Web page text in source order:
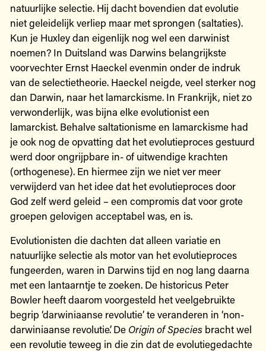
natuurlijke selectie. Hij dacht bovendien dat evolutie
niet geleidelijk verliep maar met sprongen (saltaties).
Kun je Huxley dan eigenlijk nog wel een darwinist
noemen? In Duitsland was Darwins belangrijkste
voorvechter Ernst Haeckel evenmin onder de indruk
van de selectietheorie. Haeckel neigde, veel sterker nog
dan Darwin, naar het lamarckisme. In Frankrijk, niet zo
verwonderlijk, was bijna elke evolutionist een
lamarckist. Behalve saltationisme en lamarckisme had
je ook nog de opvatting dat het evolutieproces gestuurd
werd door ongrijpbare in- of uitwendige krachten
(orthogenese). En hiermee zijn we niet ver meer
verwijderd van het idee dat het evolutieproces door
God zelf werd geleid – een compromis dat voor grote
groepen gelovigen acceptabel was, en is.
Evolutionisten die dachten dat alleen variatie en
natuurlijke selectie als motor van het evolutieproces
fungeerden, waren in Darwins tijd en nog lang daarna
met een lantaarntje te zoeken. De historicus Peter
Bowler heeft daarom voorgesteld het veelgebruikte
begrip ‘darwiniaanse revolutie’ te veranderen in ‘non-
darwiniaanse revolutie’. De Origin of Species bracht wel
een revolutie teweeg in die zin dat de evolutiegedachte